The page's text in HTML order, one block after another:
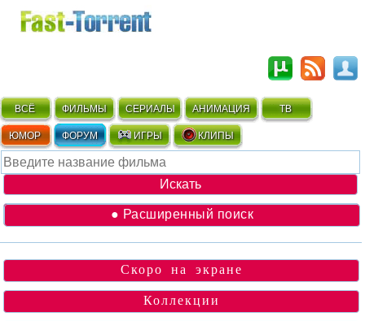
ВСЁ ФИЛЬМЫ СЕРИАЛЫ АНИМАЦИЯ ТВ
ЮМОР ФОРУМ ИГРЫ КЛИПЫ
● Расширенный поиск
Скоро на экране
Коллекции